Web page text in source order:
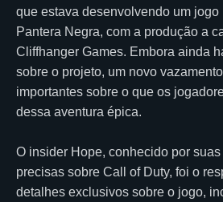
que estava desenvolvendo um
Pantera Negra, com a produção a
Cliffhanger Games. Embora ainda
sobre o projeto, um novo
importantes sobre o que os
dessa aventura épica.
O insider Hope, conhecido por
precisas sobre Call of Duty, foi o
detalhes exclusivos sobre o jogo,